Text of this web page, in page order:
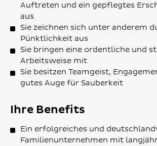
Auftreten und ein gepflegtes
aus
Sie zeichnen sich unter anderem
Pünktlichkeit aus
Sie bringen eine ordentliche und
Arbeitsweise mit
Sie besitzen Teamgeist,
gutes Auge für Sauberkeit
Ihre Benefits
Ein erfolgreiches und
Familienunternehmen mit